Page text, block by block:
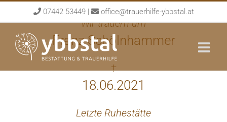
to
content
07442 53449| office@trauerhilfe-ybbstal.at
Wir trauern um
Franz Schölnhammer
†
18.06.2021
Letzte Ruhestätte